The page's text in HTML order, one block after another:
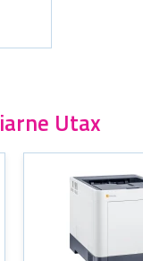
Utax